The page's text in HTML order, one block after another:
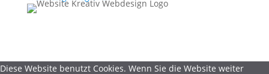
Diese Website benutzt Cookies. Wenn Sie die Website weiter